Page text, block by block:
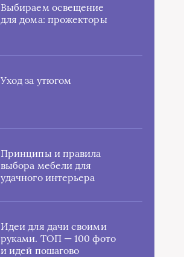
Выбираем освещение
для дома: прожекторы
Уход за утюгом
Принципы и правила
выбора мебели для
удачного интерьера
Идеи для дачи своими
руками. ТОП — 100 фото
и идей пошагово